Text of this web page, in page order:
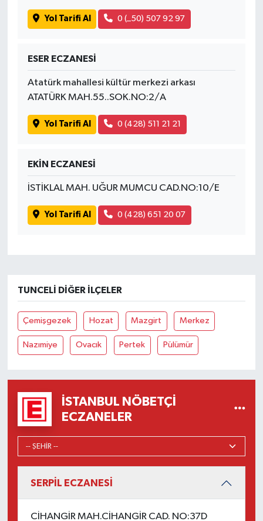
Yol Tarifi Al 0 (_50) 507 92 97
ESER ECZANESİ
Atatürk mahallesi kültür merkezi arkası
ATATÜRK MAH.55..SOK.NO:2/A
Yol Tarifi Al 0 (428) 511 21 21
EKİN ECZANESİ
İSTİKLAL MAH. UĞUR MUMCU CAD.NO:10/E
Yol Tarifi Al 0 (428) 651 20 07
TUNCELI DIĞER İLÇELER
Çemişgezek Hozat Mazgirt Merkez
Nazımiye Ovacık Pertek Pülümür
İSTANBUL NÖBETÇI
ECZANELER
SERPİL ECZANESİ
CİHANGİR MAH.CİHANGİR CAD. NO:37D